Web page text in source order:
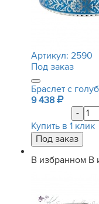
Артикул: 2590
Под заказ
Браслет с
9 438
-
Купить в 1 клик
В избранном В